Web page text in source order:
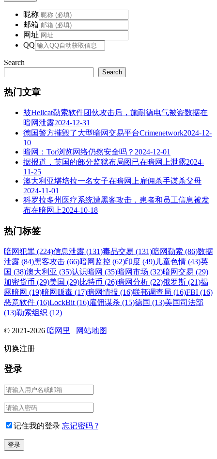
昵称
邮箱
网址
QQ
Search
Search
热门文章
被Hellcat勒索软件团伙攻击后，施耐德电气被盗数据在
暗网泄露2024-12-31
德国警方摧毁了大型暗网交易平台Crimenetwork2024-12-
10
暗网：Tor浏览网络仍然安全吗？ 2024-12-01
据报道，英国的部分监狱布局图已在暗网上泄露2024-
11-25
澳大利亚堪培拉一名女子在暗网上雇佣杀手谋杀父母
2024-11-01
科罗拉多州医疗系统遭黑客攻击，患者和员工信息被发
布在暗网上2024-10-18
热门标签
暗网犯罪 (224)信息泄露 (131)毒品交易 (131)暗网勒索 (86)数据
泄露 (84)黑客攻击 (66)暗网监控 (62)印度 (49) 儿童色情 (43)英
国 (38)澳大利亚 (35)认识暗网 (35)暗网市场 (32)暗网交易 (29)
加密货币 (29)美国 (29)比特币 (26)暗网分析 (22)俄罗斯 (21)揭
露暗网 (19)暗网贩毒 (17)暗网情报 (16)联邦调查局 (16)FBI (16)
恶意软件 (16)LockBit (16)雇佣谋杀 (15)德国 (13)美国司法部
(13)勒索组织 (12)
© 2021-2026 暗网里 网站地图
切换注册
登录
记住我的登录 忘记密码 ?